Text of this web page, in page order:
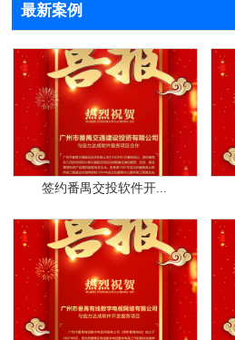
最新案例
签约番禺交投软件开...